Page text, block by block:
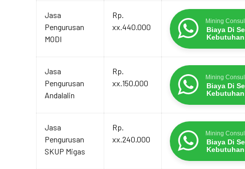
Jasa
Pengurusan
MODI
Rp.
xx.440.000
Mining
Biaya Di
Kebutuhan
Jasa
Pengurusan
Andalalin
Rp.
xx.150.000
Mining
Biaya Di
Kebutuhan
Jasa
Pengurusan
SKUP Migas
Rp.
xx.240.000
Mining
Biaya Di
Kebutuhan